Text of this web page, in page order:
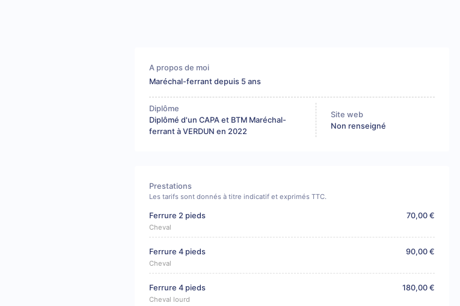
A propos de moi
Maréchal-ferrant depuis 5 ans
Diplôme
Diplômé d'un CAPA et BTM Maréchal-
ferrant à VERDUN en 2022
Site web
Non renseigné
Prestations
Les tarifs sont donnés à titre indicatif et exprimés TTC.
Ferrure 2 pieds
Cheval
70,00 €
Ferrure 4 pieds
Cheval
90,00 €
Ferrure 4 pieds
Cheval lourd
180,00 €